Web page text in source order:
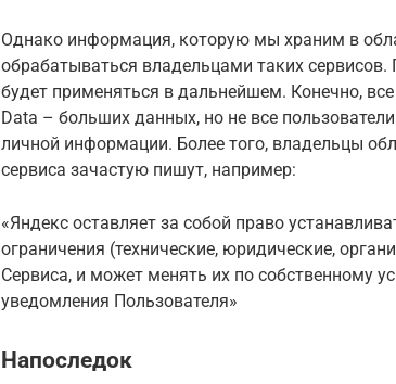
Однако информация, которую мы храним в
обрабатываться владельцами таких сервисов.
будет применяться в дальнейшем. Конечно,
Data – больших данных, но не все
личной информации. Более того, владельцы
сервиса зачастую пишут, например:
«Яндекс оставляет за собой право
ограничения (технические, юридические,
Сервиса, и может менять их по собственному
уведомления Пользователя»
Напоследок